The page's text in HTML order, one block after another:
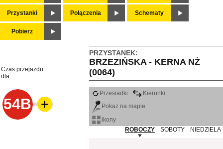
Przystanki Połączenia Schematy
Pobierz
PRZYSTANEK:
BRZEZIŃSKA - KERNA NŻ
(0064)
Czas przejazdu
dla:
54B
Przesiadki
Kierunki
Pokaż na mapie
ikony
ROBOCZY
SOBOTY NIEDZIELA